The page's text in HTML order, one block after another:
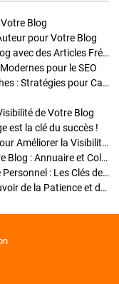
Blog
pour Votre Blog
Stratégies de Publication : Boostez Votre Blog avec des Articles Fréquents et Exclusifs
pour le SEO
Enrichir Vos Articles avec des Contenus Riches : Stratégies pour Captiver et Optimiser
de Votre Blog
est la clé du succès !
Optimisation SEO des Articles : Stratégies pour Améliorer la Visibilité de Votre Blog
Stratégies pour améliorer la visibilité de votre Blog : Annuaire et Collaborations
Pourquoi Investir dans un Nom de Domaine Personnel : Les Clés de la Réussite de Votre Blog
Comment Faire Émerger Votre Blog : Le Pouvoir de la Patience et de la Persévérance